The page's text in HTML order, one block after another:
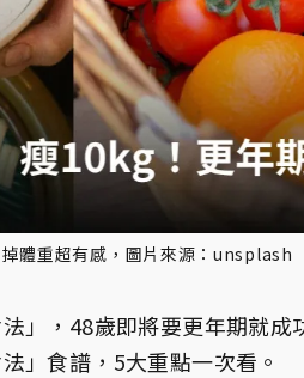
體重超有感，圖片來源：unsplash
」，48歲即將要更年期就成
」食譜，5大重點一次看。